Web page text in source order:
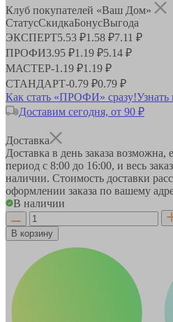
Клуб покупателей «Ваш Дом»
СтатусСкидкаБонусВыгода
ЭКСПЕРТ5.53 ₽1.58 ₽7.11 ₽
ПРОФИ3.95 ₽1.19 ₽5.14 ₽
МАСТЕР-1.19 ₽1.19 ₽
СТАНДАРТ-0.79 ₽0.79 ₽
Как стать «ПРОФИ» сразу!Узнать
Доставим сегодня, от 90 ₽
Доставка
Доставка в день заказа возможна,
период с 8:00 до 16:00, и весь
наличии. Стоимость доставки
оформлении заказа по вашему
В наличии
В корзину